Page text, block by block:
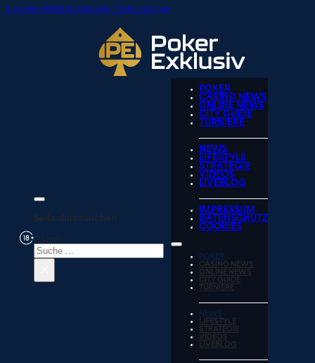
Zum Hauptinhalt springenZum Footer springen
Seite durchsuchen
POKER
CASINO NEWS
ONLINE NEWS
CITY GUIDE
TURNIERE
NEWS
LIFESTYLE
STRATEGIE
VIDEOS
LIVEBLOG
IMPRESSUM
DATENSCHUTZ
COOKIES
POKER
CASINO NEWS
ONLINE NEWS
CITY GUIDE
TURNIERE
NEWS
LIFESTYLE
STRATEGIE
VIDEOS
LIVEBLOG